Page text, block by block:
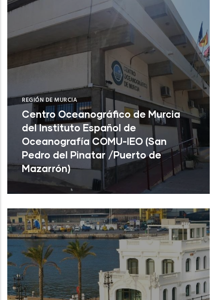
REGIÓN DE MURCIA
Centro Oceanográfico de Murcia
del Instituto Español de
Oceanografía COMU-IEO (San
Pedro del Pinatar /Puerto de
Mazarrón)
Centro Oceanográfico de Murcia del
Instituto Español de Oceanografía COMU-
IEO (San Pedro del Pinatar /Puerto de
Mazar